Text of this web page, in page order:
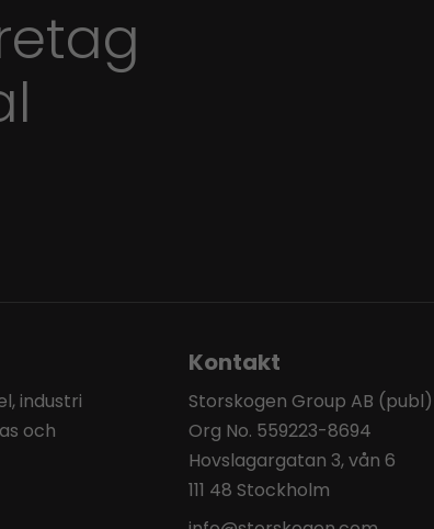
industri
och
Kontakt
Storskogen Group AB (publ)
Org No. 559223-8694
Hovslagargatan 3, vån 6
111 48 Stockholm